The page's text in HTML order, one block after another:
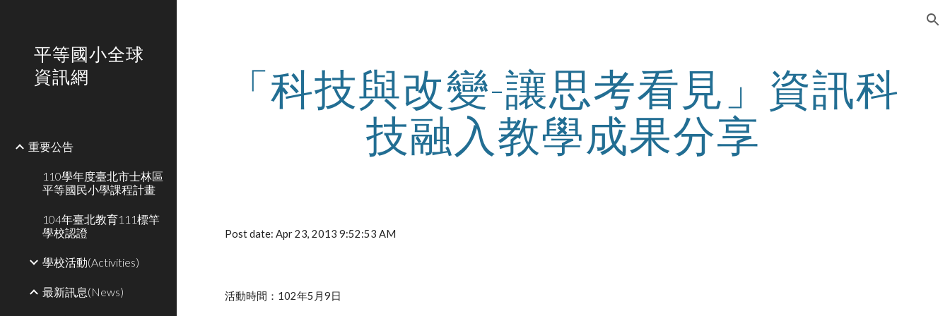
平等國小全球
資訊網
重要公告
110學年度臺北市士林區
平等國民小學課程計畫
104年臺北教育111標竿
學校認證
學校活動(Activities)
最新訊息(News)
「科技與改變-讓思考看見」資訊科
技融入教學成果分享
Post date: Apr 23, 2013 9:52:53 AM
活動時間：102年5月9日